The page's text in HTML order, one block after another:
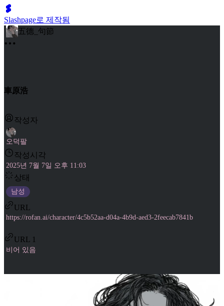
Slashpage로 제작됨
五德_句節
車原浩
작성자
오덕팔
작성시각
2025년 7월 7일 오후 11:03
상태
남성
URL
https://rofan.ai/character/4c5b52aa-d04a-4b9d-aed3-2feecab7841b
URL 1
비어 있음